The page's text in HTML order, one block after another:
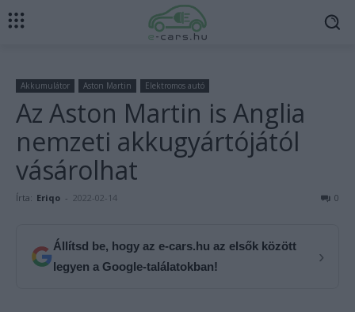
Akkumulátor Aston Martin Elektromos autó
Az Aston Martin is Anglia
nemzeti akkugyártójától
vásárolhat
Írta: Eriqo - 2022-02-14 0
Állítsd be, hogy az e-cars.hu az elsők között
legyen a Google-találatokban!
›